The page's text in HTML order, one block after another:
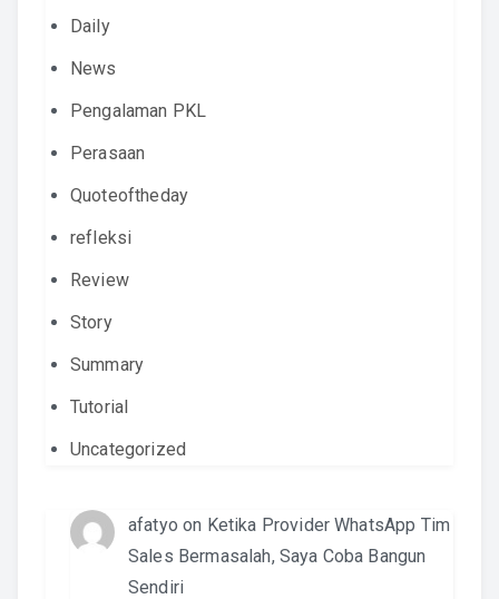
Daily
News
Pengalaman PKL
Perasaan
Quoteoftheday
refleksi
Review
Story
Summary
Tutorial
Uncategorized
afatyo on Ketika Provider WhatsApp Tim
Sales Bermasalah, Saya Coba Bangun
Sendiri